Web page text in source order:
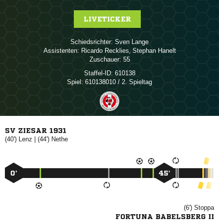
LIVETICKER
Schiedsrichter:  
Assistenten:  ,  
Zuschauer: 55
Staffel-ID: 610138
Spiel: 610138010 / 2. Spieltag
SV ZIESAR 1931
(40')  | (44') 
0’ 45’
(6') 
FORTUNA BABELSBERG II